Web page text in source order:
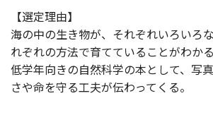
【選定理由】
海の中の生き物が、それぞれいろいろ
れぞれの方法で育てていることがわかる
低学年向きの自然科学の本として、写
さや命を守る工夫が伝わってくる。